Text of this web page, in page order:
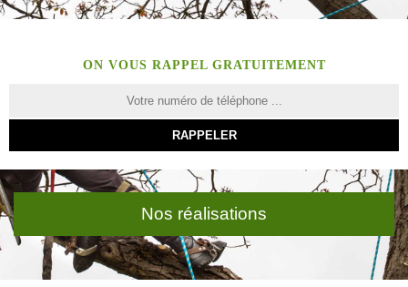
ON VOUS RAPPEL GRATUITEMENT
Nos réalisations